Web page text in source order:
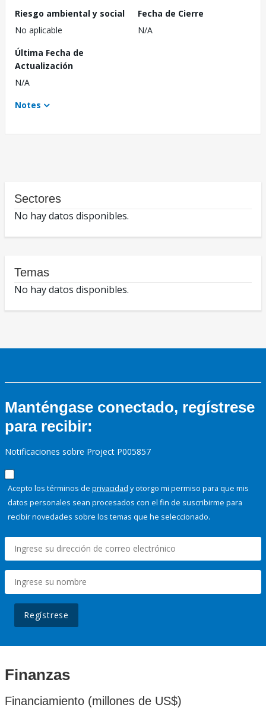
Riesgo ambiental y social
No aplicable
Fecha de Cierre
N/A
Última Fecha de
Actualización
N/A
Notes
Sectores
No hay datos disponibles.
Temas
No hay datos disponibles.
Manténgase conectado, regístrese
para recibir:
Notificaciones sobre Project P005857
Acepto los términos de privacidad y otorgo mi permiso para que mis
datos personales sean procesados con el fin de suscribirme para
recibir novedades sobre los temas que he seleccionado.
Regístrese
Finanzas
Financiamiento (millones de US$)